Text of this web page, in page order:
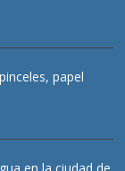
papel
en la ciudad de